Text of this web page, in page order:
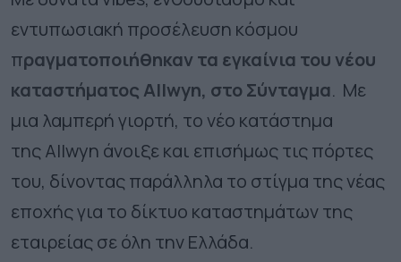
εντυπωσιακή προσέλευση κόσμου
πραγματοποιήθηκαν τα εγκαίνια του νέου
καταστήματος Allwyn, στο Σύνταγμα. Με
μια λαμπερή γιορτή, το νέο κατάστημα
τηςAllwyn άνοιξε και επισήμως τις πόρτες
του, δίνοντας παράλληλα το στίγμα της νέας
εποχής για το δίκτυο καταστημάτων της
εταιρείας σε όλη την Ελλάδα.